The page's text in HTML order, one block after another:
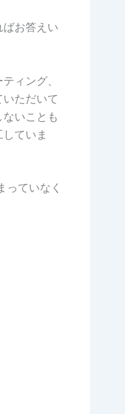
お答えい
ィング、
ただいて
いことも
ていま
ていなく